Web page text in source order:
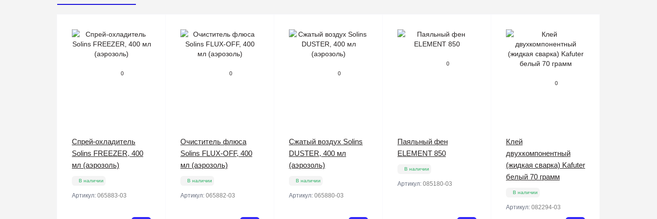
0
Спрей-охладитель
Solins FREEZER, 400
мл (аэрозоль)
В наличии
Артикул: 065883-03
0
Очиститель флюса
Solins FLUX-OFF, 400
мл (аэрозоль)
В наличии
Артикул: 065882-03
0
Сжатый воздух Solins
DUSTER, 400 мл
(аэрозоль)
В наличии
Артикул: 065880-03
0
Паяльный фен
ELEMENT 850
В наличии
Артикул: 085180-03
0
Клей
двухкомпонентный
(жидкая сварка) Kafuter
белый 70 грамм
В наличии
Артикул: 082294-03